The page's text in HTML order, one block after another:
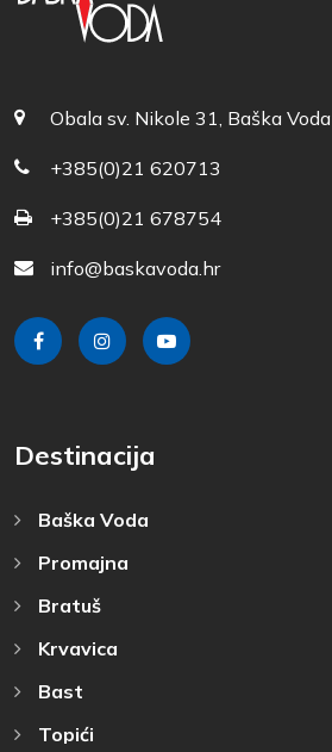
Obala sv. Nikole 31, Baška Voda
+385(0)21 620713
+385(0)21 678754
info@baskavoda.hr
Destinacija
Baška Voda
Promajna
Bratuš
Krvavica
Bast
Topići